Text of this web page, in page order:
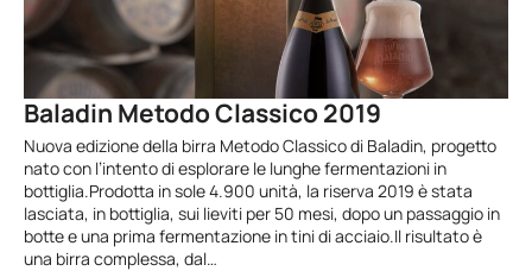
Baladin Metodo Classico 2019
Nuova edizione della birra Metodo Classico di Baladin, progetto
nato con l’intento di esplorare le lunghe fermentazioni in
bottiglia.Prodotta in sole 4.900 unità, la riserva 2019 è stata
lasciata, in bottiglia, sui lieviti per 50 mesi, dopo un passaggio in
botte e una prima fermentazione in tini di acciaio.Il risultato è
una birra complessa, dal…